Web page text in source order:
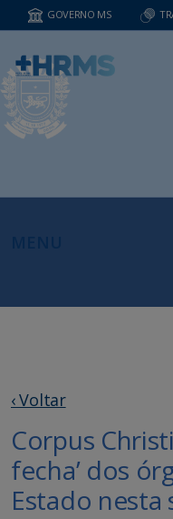
GOVERNO MS
‹ Voltar
Corpus
fecha’ dos
Estado nesta